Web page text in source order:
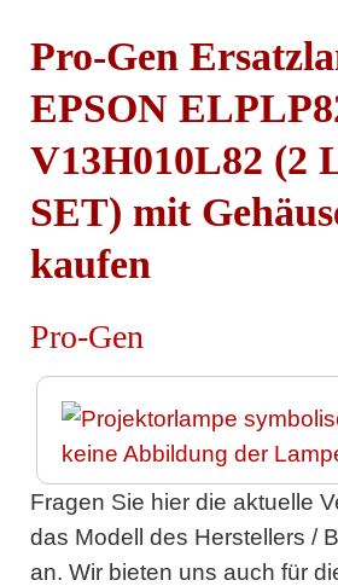
Pro-Gen
EPSON
V13H010L82 (2
SET) mit
kaufen
Pro-Gen
Fragen Sie hier die aktuelle
das Modell des Herstellers /
an. Wir bieten uns auch für